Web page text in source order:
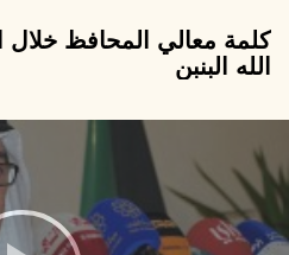
كلمة معالي المحافظ خلال
الله البنبن